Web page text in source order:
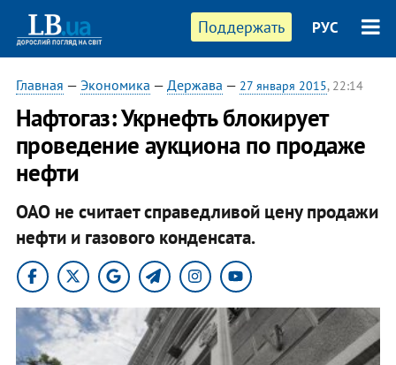
Поддержать РУС
Главная — Экономика — Держава — 27 января 2015, 22:14
Нафтогаз: Укрнефть блокирует
проведение аукциона по продаже
нефти
ОАО не считает справедливой цену продажи
нефти и газового конденсата.